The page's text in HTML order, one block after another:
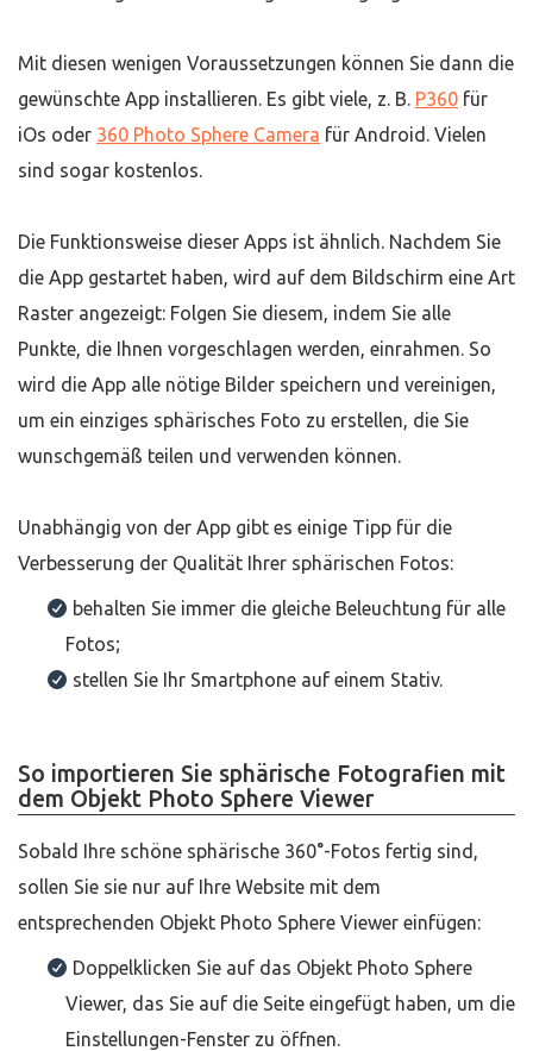
Mit diesen wenigen Voraussetzungen können Sie dann die
gewünschte App installieren. Es gibt viele, z. B. P360 für
iOs oder 360 Photo Sphere Camera für Android. Vielen
sind sogar kostenlos.
Die Funktionsweise dieser Apps ist ähnlich. Nachdem Sie
die App gestartet haben, wird auf dem Bildschirm eine Art
Raster angezeigt: Folgen Sie diesem, indem Sie alle
Punkte, die Ihnen vorgeschlagen werden, einrahmen. So
wird die App alle nötige Bilder speichern und vereinigen,
um ein einziges sphärisches Foto zu erstellen, die Sie
wunschgemäß teilen und verwenden können.
Unabhängig von der App gibt es einige Tipp für die
Verbesserung der Qualität Ihrer sphärischen Fotos:
behalten Sie immer die gleiche Beleuchtung für alle
Fotos;
stellen Sie Ihr Smartphone auf einem Stativ.
So importieren Sie sphärische Fotografien mit
dem Objekt Photo Sphere Viewer
Sobald Ihre schöne sphärische 360°-Fotos fertig sind,
sollen Sie sie nur auf Ihre Website mit dem
entsprechenden Objekt Photo Sphere Viewer einfügen:
Doppelklicken Sie auf das Objekt Photo Sphere
Viewer, das Sie auf die Seite eingefügt haben, um die
Einstellungen-Fenster zu öffnen.